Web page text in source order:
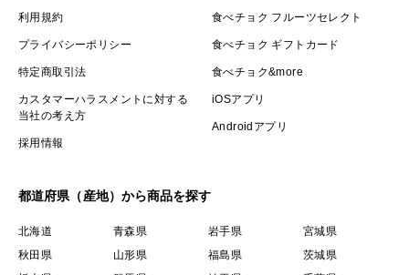
利用規約
プライバシーポリシー
特定商取引法
カスタマーハラスメントに対する
当社の考え方
採用情報
食べチョク フルーツセレクト
食べチョク ギフトカード
食べチョク&more
iOSアプリ
Androidアプリ
都道府県（産地）から商品を探す
北海道 青森県 岩手県
宮城県
秋田県
山形県 福島県
茨城県